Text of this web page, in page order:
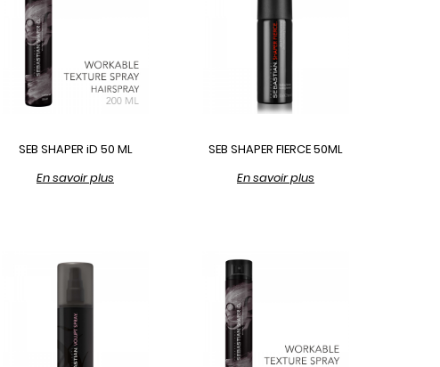
SEB SHAPER iD 50 ML
En savoir plus
SEB SHAPER FIERCE 50ML
En savoir plus